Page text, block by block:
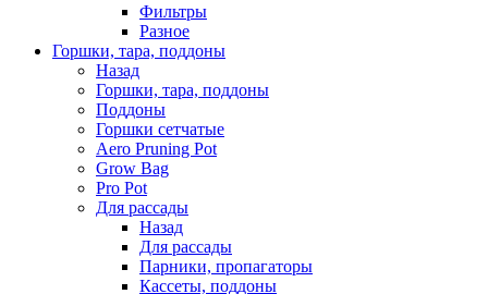
Фильтры
Разное
Горшки, тара, поддоны
Назад
Горшки, тара, поддоны
Поддоны
Горшки сетчатые
Aero Pruning Pot
Grow Bag
Pro Pot
Для рассады
Назад
Для рассады
Парники, пропагаторы
Кассеты, поддоны